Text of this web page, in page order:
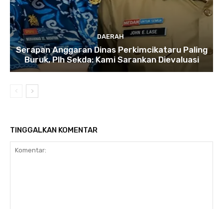
DAERAH
Serapan Anggaran Dinas Perkimcikataru Paling
Buruk, Plh Sekda: Kami Sarankan Dievaluasi
TINGGALKAN KOMENTAR